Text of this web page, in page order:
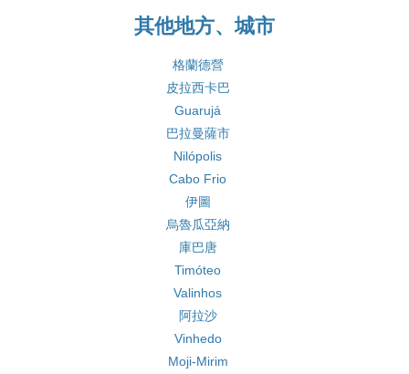
其他地方、城市
格蘭德營
皮拉西卡巴
Guarujá
巴拉曼薩市
Nilópolis
Cabo Frio
伊圖
烏魯瓜亞納
庫巴唐
Timóteo
Valinhos
阿拉沙
Vinhedo
Moji-Mirim